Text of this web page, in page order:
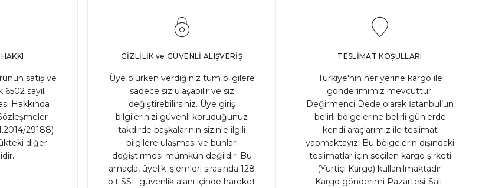
tohumlardır. Genellikle uzun yıllar boyunca çiftçiler tarafından korunmuş ve nesilden
satış ve
sayılı
Hakkında
29188)
diğer
GİZLİLİK ve GÜVENLİ ALIŞVERİŞ
Üye olurken verdiğiniz tüm bilgilere
sadece siz ulaşabilir ve siz
değiştirebilirsiniz. Üye giriş
bilgilerinizi güvenli koruduğunuz
takdirde başkalarının sizinle ilgili
bilgilere ulaşması ve bunları
değiştirmesi mümkün değildir. Bu
amaçla, üyelik işlemleri sırasında 128
bit SSL güvenlik alanı içinde hareket
TESLİMAT KOŞULLARI
Türkiye'nin her yerine kargo ile
gönderimimiz mevcuttur.
Değirmenci Dede olarak İstanbul’un
belirli bölgelerine belirli günlerde
kendi araçlarımız ile teslimat
yapmaktayız. Bu bölgelerin dışındaki
teslimatlar için seçilen kargo şirketi
(Yurtiçi Kargo) kullanılmaktadır.
Kargo gönderimi Pazartesi-Salı-